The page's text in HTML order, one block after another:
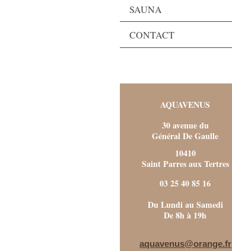
SAUNA
CONTACT
AQUAVENUS
30 avenue du
Général De Gaulle
10410
Saint Parres aux Tertres
03 25 40 85 16
Du Lundi au Samedi
De 8h à 19h
aquavenus@orange.fr